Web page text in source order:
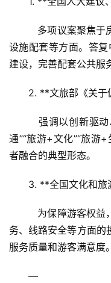
设施配套等方面。答
建设，完善配套公共服
2. **文旅部《关于
   强调以创新驱动、质量提升为核心，推动“旅游+交
通”“旅游+文化”“旅游
者融合的典型形态。
3. **全国文化和旅
务、线路安全等方面的
服务质量和游客满意度
—